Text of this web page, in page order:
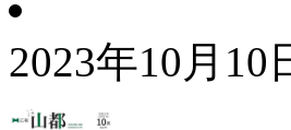
2023年10月10